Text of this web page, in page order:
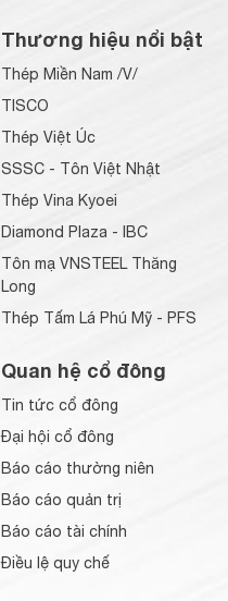
Thương hiệu nổi bật
Thép Miền Nam /V/
TISCO
Thép Việt Úc
SSSC - Tôn Việt Nhật
Thép Vina Kyoei
Diamond Plaza - IBC
Tôn mạ VNSTEEL Thăng
Long
Thép Tấm Lá Phú Mỹ - PFS
Quan hệ cổ đông
Tin tức cổ đông
Đại hội cổ đông
Báo cáo thường niên
Báo cáo quản trị
Báo cáo tài chính
Điều lệ quy chế